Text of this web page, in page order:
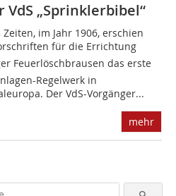
„Sprinklerbibel“
Zeiten, im Jahr 1906, erschien
für die Errichtung
Feuerlöschbrausen das erste
Regelwerk in
Der VdS-Vorgänger...
mehr